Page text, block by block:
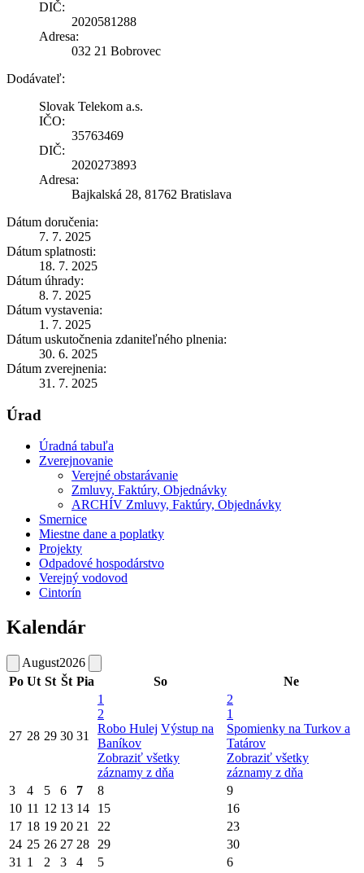
DIČ:
2020581288
Adresa:
032 21 Bobrovec
Dodávateľ:
Slovak Telekom a.s.
IČO:
35763469
DIČ:
2020273893
Adresa:
Bajkalská 28, 81762 Bratislava
Dátum doručenia:
7. 7. 2025
Dátum splatnosti:
18. 7. 2025
Dátum úhrady:
8. 7. 2025
Dátum vystavenia:
1. 7. 2025
Dátum uskutočnenia zdaniteľného plnenia:
30. 6. 2025
Dátum zverejnenia:
31. 7. 2025
Úrad
Úradná tabuľa
Zverejnovanie
Verejné obstarávanie
Zmluvy, Faktúry, Objednávky
ARCHÍV Zmluvy, Faktúry, Objednávky
Smernice
Miestne dane a poplatky
Projekty
Odpadové hospodárstvo
Verejný vodovod
Cintorín
Kalendár
August2026
Po Ut St Št Pia So Ne
27 28 29 30 31
1
2
Robo Hulej Výstup na
Baníkov
Zobraziť všetky
záznamy z dňa
2
1
Spomienky na Turkov a
Tatárov
Zobraziť všetky
záznamy z dňa
3
4 5 6 7 8
9
10 11 12 13 14 15
16
17 18 19 20 21 22
23
24 25 26 27 28 29
30
31 1 2 3 4 5 6